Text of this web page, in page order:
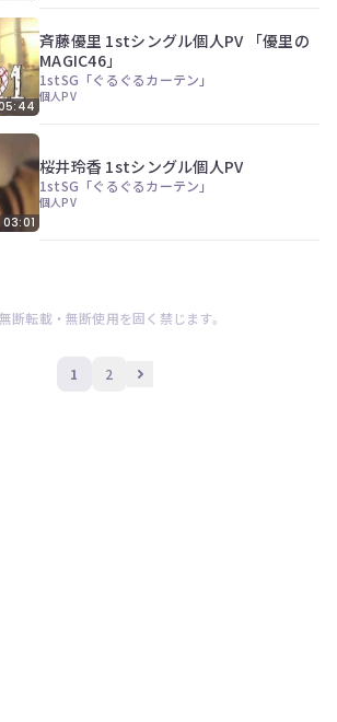
斉藤優里 1stシングル個人PV 「優里の
MAGIC46」
1stSG「ぐるぐるカーテン」
個人PV
03:01
桜井玲香 1stシングル個人PV
1stSG「ぐるぐるカーテン」
個人PV
断転載・無断使用を固く禁じます。
1 2